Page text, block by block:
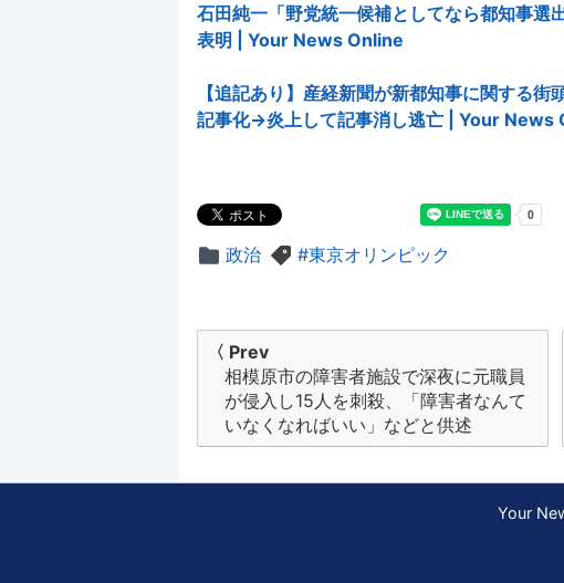
石田純一「野党統一候補としてなら都知事選
表明 | Your News Online
【追記あり】産経新聞が新都知事に関する
記事化→炎上して記事消し逃亡 | Your News
政治 東京オリンピック
〈 Prev
相模原市の障害者施設で深夜に元職員
が侵入し15人を刺殺、「障害者なんて
いなくなればいい」などと供述
Your